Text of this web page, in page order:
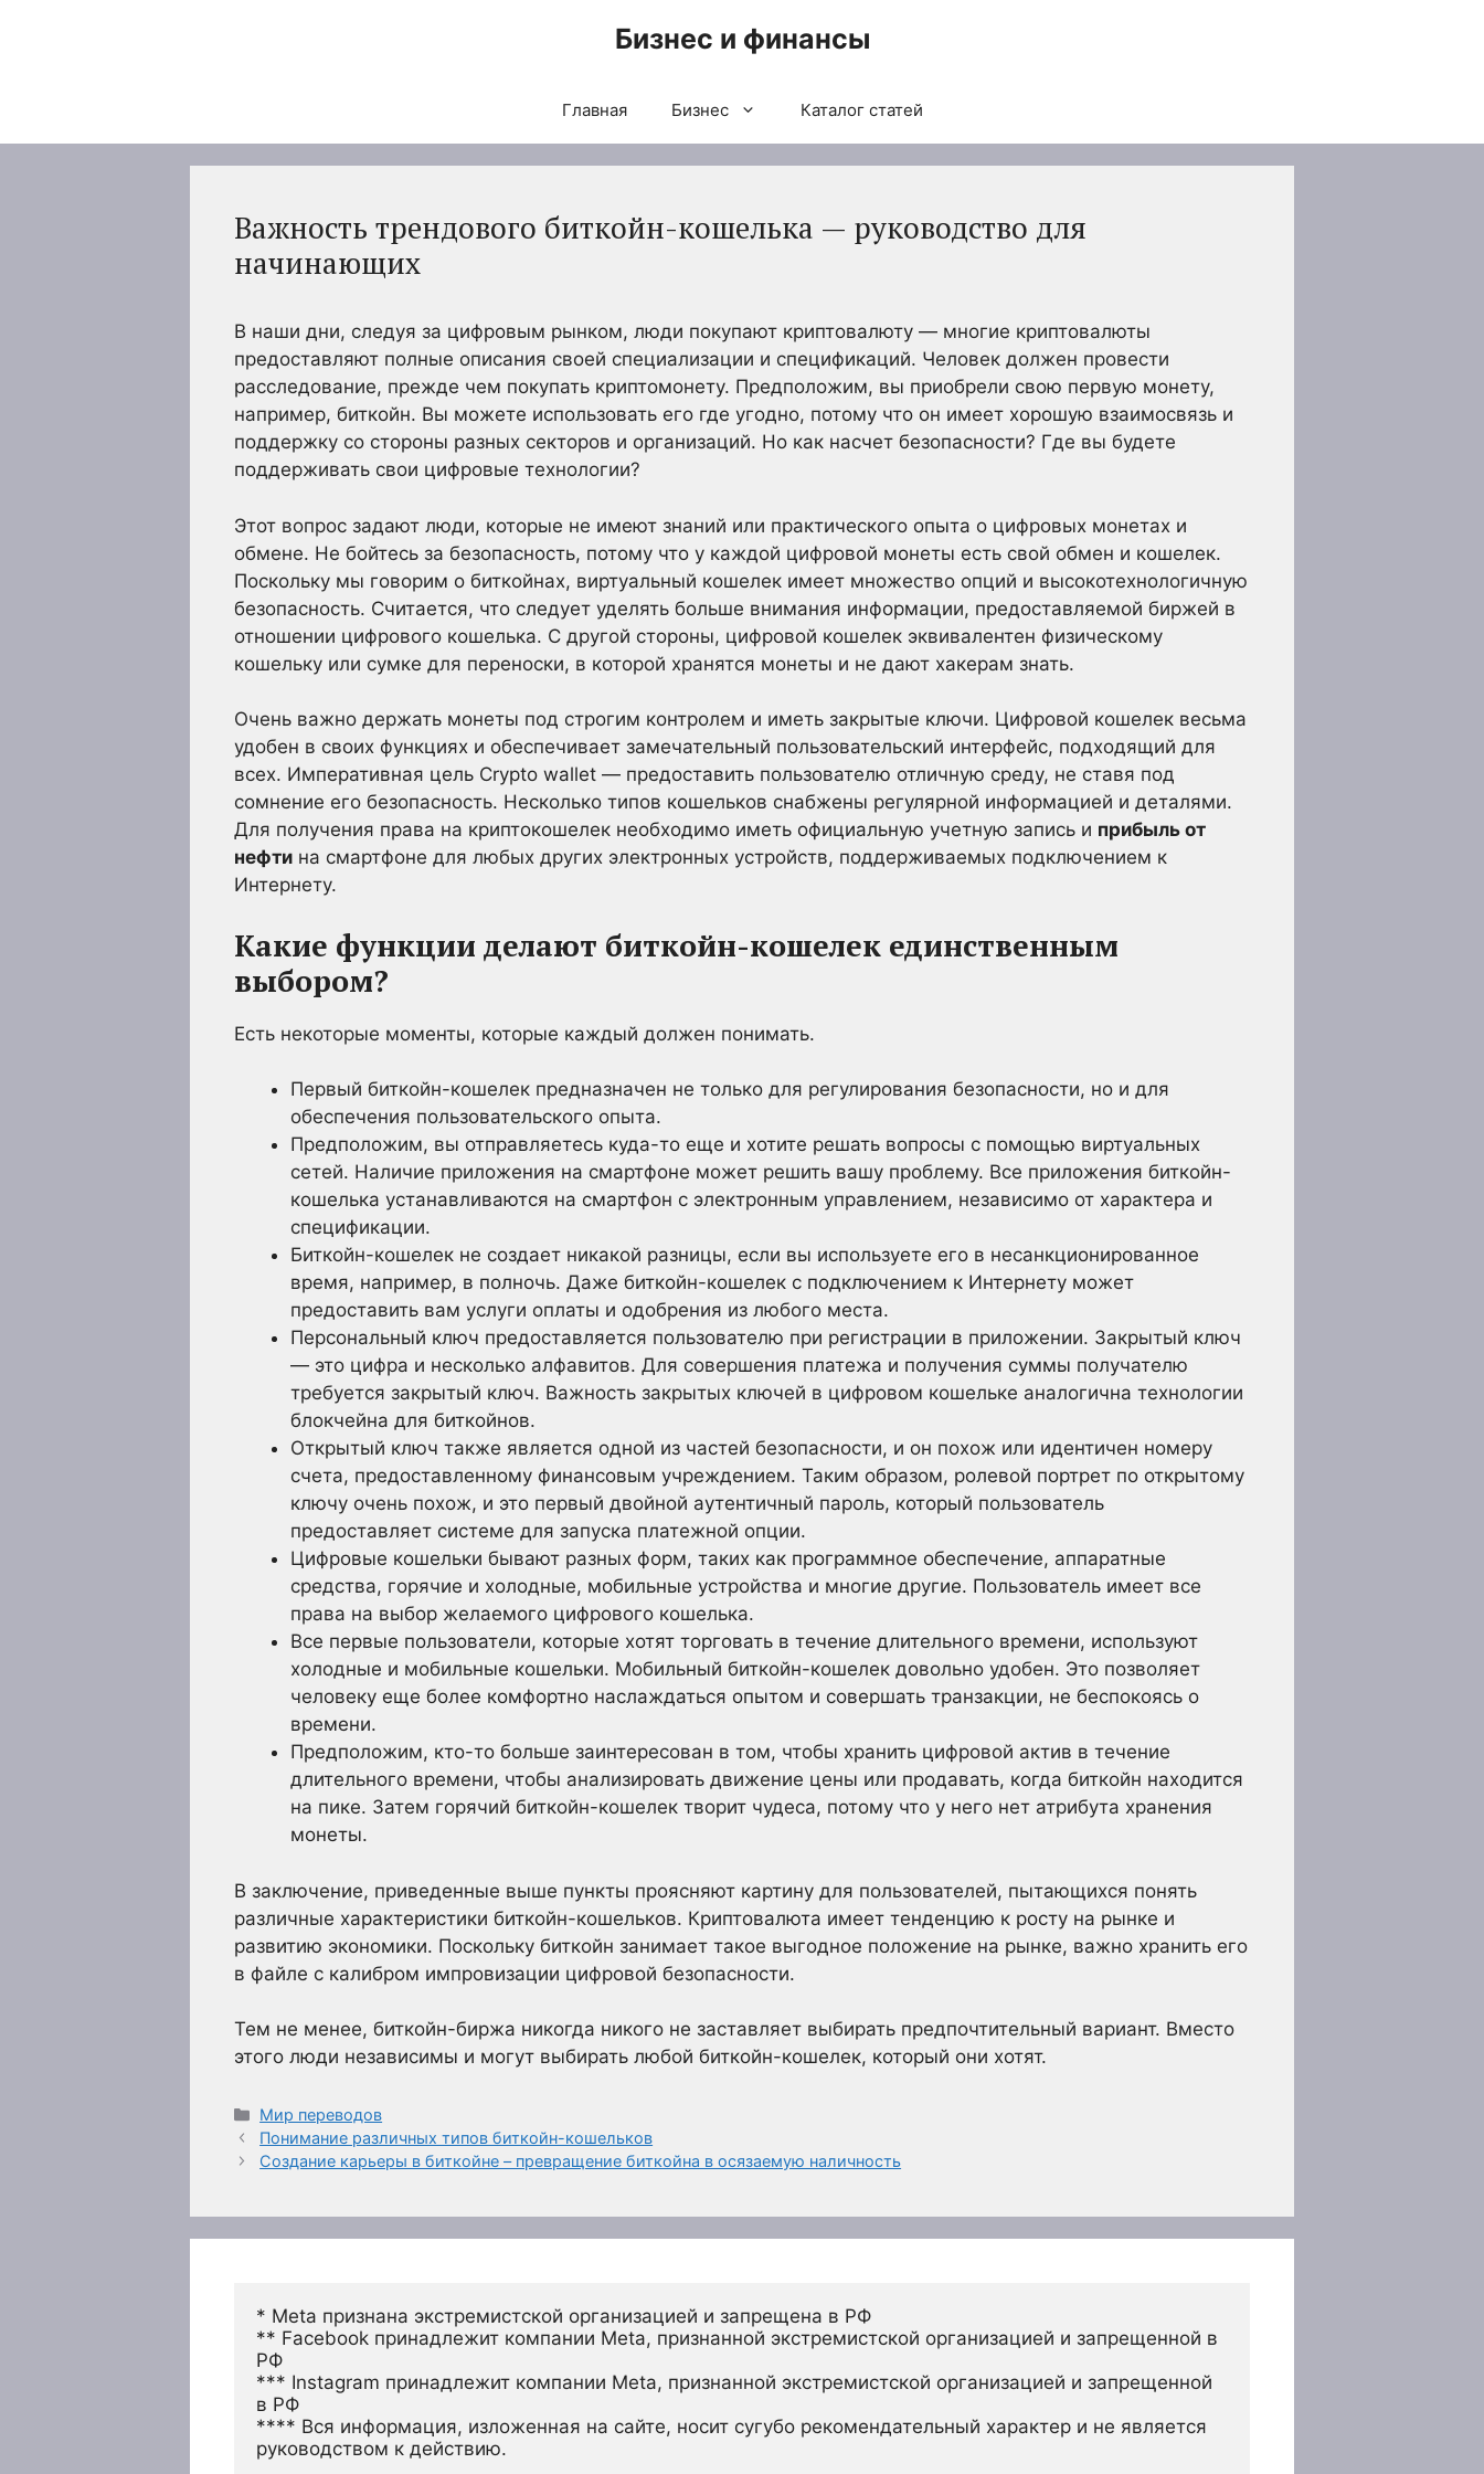
Бизнес и финансы
Главная Бизнес Каталог статей
Важность трендового биткойн-кошелька — руководство для
начинающих
В наши дни, следуя за цифровым рынком, люди покупают криптовалюту — многие криптовалюты
предоставляют полные описания своей специализации и спецификаций. Человек должен провести
расследование, прежде чем покупать криптомонету. Предположим, вы приобрели свою первую монету,
например, биткойн. Вы можете использовать его где угодно, потому что он имеет хорошую взаимосвязь и
поддержку со стороны разных секторов и организаций. Но как насчет безопасности? Где вы будете
поддерживать свои цифровые технологии?
Этот вопрос задают люди, которые не имеют знаний или практического опыта о цифровых монетах и
обмене. Не бойтесь за безопасность, потому что у каждой цифровой монеты есть свой обмен и кошелек.
Поскольку мы говорим о биткойнах, виртуальный кошелек имеет множество опций и высокотехнологичную
безопасность. Считается, что следует уделять больше внимания информации, предоставляемой биржей в
отношении цифрового кошелька. С другой стороны, цифровой кошелек эквивалентен физическому
кошельку или сумке для переноски, в которой хранятся монеты и не дают хакерам знать.
Очень важно держать монеты под строгим контролем и иметь закрытые ключи. Цифровой кошелек весьма
удобен в своих функциях и обеспечивает замечательный пользовательский интерфейс, подходящий для
всех. Императивная цель Crypto wallet — предоставить пользователю отличную среду, не ставя под
сомнение его безопасность. Несколько типов кошельков снабжены регулярной информацией и деталями.
Для получения права на криптокошелек необходимо иметь официальную учетную запись и прибыль от
нефти на смартфоне для любых других электронных устройств, поддерживаемых подключением к
Интернету.
Какие функции делают биткойн-кошелек единственным
выбором?
Есть некоторые моменты, которые каждый должен понимать.
Первый биткойн-кошелек предназначен не только для регулирования безопасности, но и для
обеспечения пользовательского опыта.
Предположим, вы отправляетесь куда-то еще и хотите решать вопросы с помощью виртуальных
сетей. Наличие приложения на смартфоне может решить вашу проблему. Все приложения биткойн-
кошелька устанавливаются на смартфон с электронным управлением, независимо от характера и
спецификации.
Биткойн-кошелек не создает никакой разницы, если вы используете его в несанкционированное
время, например, в полночь. Даже биткойн-кошелек с подключением к Интернету может
предоставить вам услуги оплаты и одобрения из любого места.
Персональный ключ предоставляется пользователю при регистрации в приложении. Закрытый ключ
— это цифра и несколько алфавитов. Для совершения платежа и получения суммы получателю
требуется закрытый ключ. Важность закрытых ключей в цифровом кошельке аналогична технологии
блокчейна для биткойнов.
Открытый ключ также является одной из частей безопасности, и он похож или идентичен номеру
счета, предоставленному финансовым учреждением. Таким образом, ролевой портрет по открытому
ключу очень похож, и это первый двойной аутентичный пароль, который пользователь
предоставляет системе для запуска платежной опции.
Цифровые кошельки бывают разных форм, таких как программное обеспечение, аппаратные
средства, горячие и холодные, мобильные устройства и многие другие. Пользователь имеет все
права на выбор желаемого цифрового кошелька.
Все первые пользователи, которые хотят торговать в течение длительного времени, используют
холодные и мобильные кошельки. Мобильный биткойн-кошелек довольно удобен. Это позволяет
человеку еще более комфортно наслаждаться опытом и совершать транзакции, не беспокоясь о
времени.
Предположим, кто-то больше заинтересован в том, чтобы хранить цифровой актив в течение
длительного времени, чтобы анализировать движение цены или продавать, когда биткойн находится
на пике. Затем горячий биткойн-кошелек творит чудеса, потому что у него нет атрибута хранения
монеты.
В заключение, приведенные выше пункты проясняют картину для пользователей, пытающихся понять
различные характеристики биткойн-кошельков. Криптовалюта имеет тенденцию к росту на рынке и
развитию экономики. Поскольку биткойн занимает такое выгодное положение на рынке, важно хранить его
в файле с калибром импровизации цифровой безопасности.
Тем не менее, биткойн-биржа никогда никого не заставляет выбирать предпочтительный вариант. Вместо
этого люди независимы и могут выбирать любой биткойн-кошелек, который они хотят.
Рубрики
Мир переводов
Понимание различных типов биткойн-кошельков
Создание карьеры в биткойне – превращение биткойна в осязаемую наличность
* Meta признана экстремистской организацией и запрещена в РФ
** Facebook принадлежит компании Meta, признанной экстремистской организацией и запрещенной в
РФ
*** Instagram принадлежит компании Meta, признанной экстремистской организацией и запрещенной
в РФ
**** Вся информация, изложенная на сайте, носит сугубо рекомендательный характер и не является
руководством к действию.